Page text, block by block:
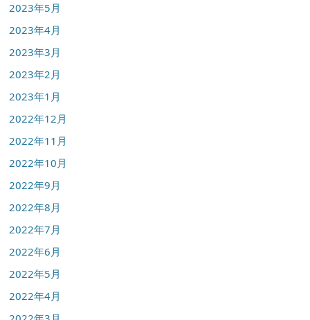
2023年5月
2023年4月
2023年3月
2023年2月
2023年1月
2022年12月
2022年11月
2022年10月
2022年9月
2022年8月
2022年7月
2022年6月
2022年5月
2022年4月